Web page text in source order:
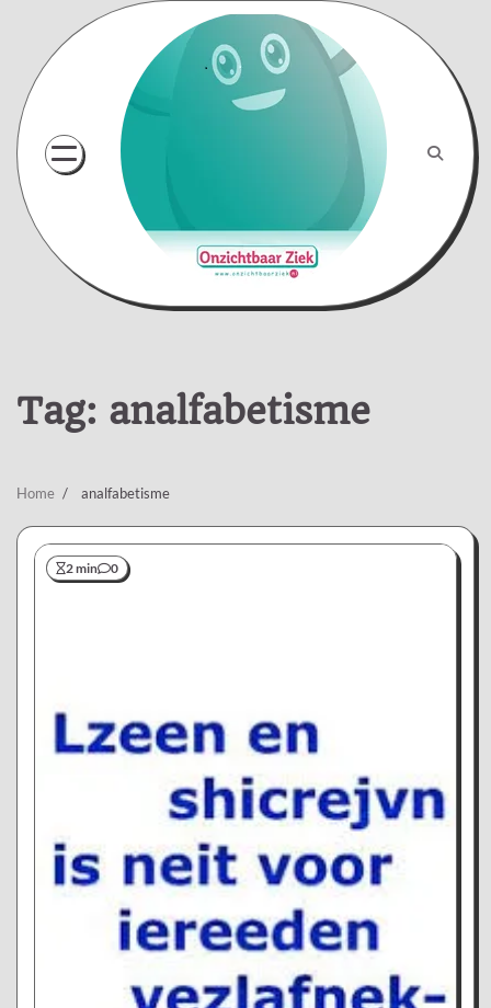
content
Tag: analfabetisme
Home analfabetisme
2 min 0